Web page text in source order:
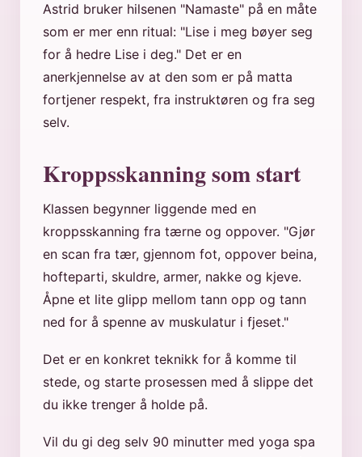
Astrid bruker hilsenen "Namaste" på en måte
som er mer enn ritual: "Lise i meg bøyer seg
for å hedre Lise i deg." Det er en
anerkjennelse av at den som er på matta
fortjener respekt, fra instruktøren og fra seg
selv.
Kroppsskanning som start
Klassen begynner liggende med en
kroppsskanning fra tærne og oppover. "Gjør
en scan fra tær, gjennom fot, oppover beina,
hofteparti, skuldre, armer, nakke og kjeve.
Åpne et lite glipp mellom tann opp og tann
ned for å spenne av muskulatur i fjeset."
Det er en konkret teknikk for å komme til
stede, og starte prosessen med å slippe det
du ikke trenger å holde på.
Vil du gi deg selv 90 minutter med yoga spa